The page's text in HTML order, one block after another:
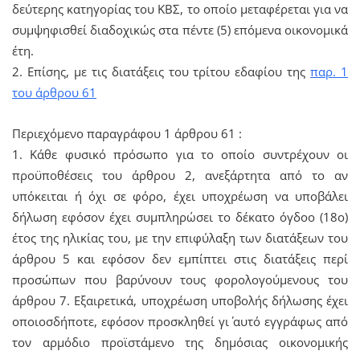
δεύτερης κατηγορίας του ΚΒΣ, το οποίο μεταφέρεται για να
συμψηφισθεί διαδοχικώς στα πέντε (5) επόμενα οικονομικά
έτη.
2. Επίσης, με τις διατάξεις του τρίτου εδαφίου τηςπαρ. 1
του άρθρου 61
Περιεχόμενο παραγράφου 1 άρθρου 61 :
1. Κάθε φυσικό πρόσωπο για το οποίο συντρέχουν οι
προϋποθέσεις του άρθρου 2, ανεξάρτητα από το αν
υπόκειται ή όχι σε φόρο, έχει υποχρέωση να υποβάλει
δήλωση εφόσον έχει συμπληρώσει το δέκατο όγδοο (18ο)
έτος της ηλικίας του, με την επιφύλαξη των διατάξεων του
άρθρου 5 και εφόσον δεν εμπίπτει στις διατάξεις περί
προσώπων που βαρύνουν τους φορολογούμενους του
άρθρου 7. Εξαιρετικά, υποχρέωση υποβολής δήλωσης έχει
οποιοσδήποτε, εφόσον προσκληθεί γι΄ αυτό εγγράφως από
τον αρμόδιο προϊστάμενο της δημόσιας οικονομικής